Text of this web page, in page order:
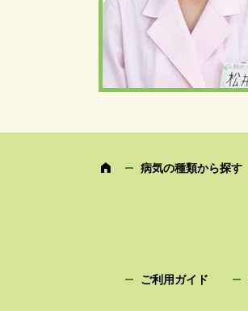
病気の種類から探す
ご利用ガイド